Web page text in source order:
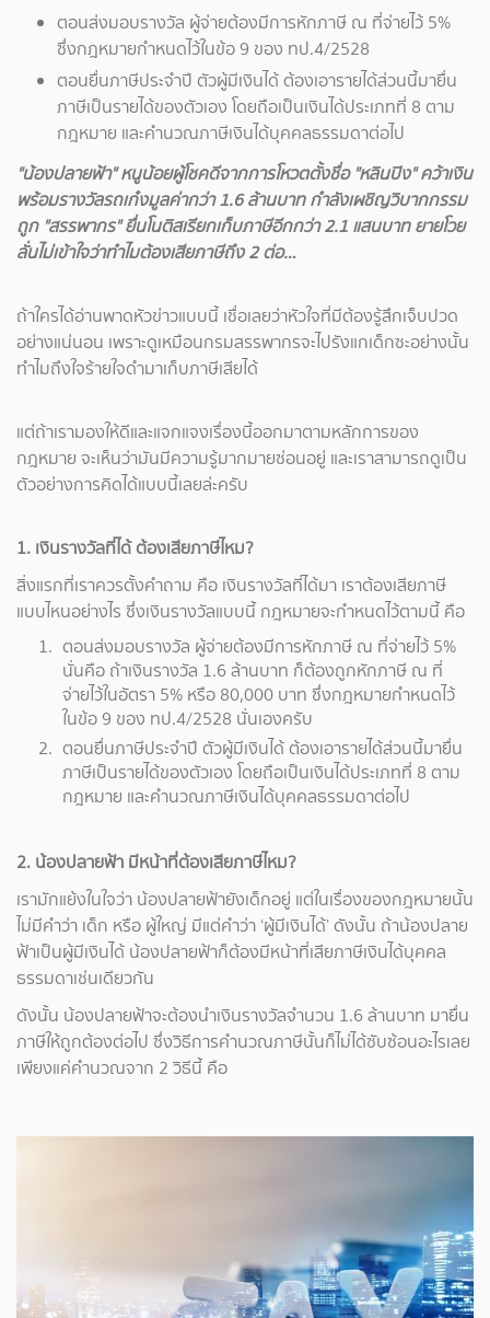
ตอนส่งมอบรางวัล ผู้จ่ายต้องมีการหักภาษี ณ ที่จ่ายไว้ 5%
ซึ่งกฎหมายกำหนดไว้ในข้อ 9 ของ ทป.4/2528
ตอนยื่นภาษีประจำปี ตัวผู้มีเงินได้ ต้องเอารายได้ส่วนนี้มายื่น
ภาษีเป็นรายได้ของตัวเอง โดยถือเป็นเงินได้ประเภทที่ 8 ตาม
กฎหมาย และคำนวณภาษีเงินได้บุคคลธรรมดาต่อไป
"น้องปลายฟ้า" หนูน้อยผู้โชคดีจากการโหวตตั้งชื่อ "หลินปิง" คว้าเงิน
พร้อมรางวัลรถเก๋งมูลค่ากว่า 1.6 ล้านบาท กำลังเผชิญวิบากกรรม
ถูก "สรรพากร" ยื่นโนติสเรียกเก็บภาษีอีกกว่า 2.1 แสนบาท ยายโวย
ลั่นไม่เข้าใจว่าทำไมต้องเสียภาษีถึง 2 ต่อ…
ถ้าใครได้อ่านพาดหัวข่าวแบบนี้ เชื่อเลยว่าหัวใจที่มีต้องรู้สึกเจ็บปวด
อย่างแน่นอน เพราะดูเหมือนกรมสรรพากรจะไปรังแกเด็กซะอย่างนั้น
ทำไมถึงใจร้ายใจดำมาเก็บภาษีเสียได้
แต่ถ้าเรามองให้ดีและแจกแจงเรื่องนี้ออกมาตามหลักการของ
กฎหมาย จะเห็นว่ามันมีความรู้มากมายซ่อนอยู่ และเราสามารถดูเป็น
ตัวอย่างการคิดได้แบบนี้เลยล่ะครับ
1. เงินรางวัลที่ได้ ต้องเสียภาษีไหม?
สิ่งแรกที่เราควรตั้งคำถาม คือ เงินรางวัลที่ได้มา เราต้องเสียภาษี
แบบไหนอย่างไร ซึ่งเงินรางวัลแบบนี้ กฎหมายจะกำหนดไว้ตามนี้ คือ
ตอนส่งมอบรางวัล ผู้จ่ายต้องมีการหักภาษี ณ ที่จ่ายไว้ 5%
นั่นคือ ถ้าเงินรางวัล 1.6 ล้านบาท ก็ต้องถูกหักภาษี ณ ที่
จ่ายไว้ในอัตรา 5% หรือ 80,000 บาท ซึ่งกฎหมายกำหนดไว้
ในข้อ 9 ของ ทป.4/2528 นั่นเองครับ
ตอนยื่นภาษีประจำปี ตัวผู้มีเงินได้ ต้องเอารายได้ส่วนนี้มายื่น
ภาษีเป็นรายได้ของตัวเอง โดยถือเป็นเงินได้ประเภทที่ 8 ตาม
กฎหมาย และคำนวณภาษีเงินได้บุคคลธรรมดาต่อไป
2. น้องปลายฟ้า มีหน้าที่ต้องเสียภาษีไหม?
เรามักแย้งในใจว่า น้องปลายฟ้ายังเด็กอยู่ แต่ในเรื่องของกฎหมายนั้น
ไม่มีคำว่า เด็ก หรือ ผู้ใหญ่ มีแต่คำว่า ‘ผู้มีเงินได้’ ดังนั้น ถ้าน้องปลาย
ฟ้าเป็นผู้มีเงินได้ น้องปลายฟ้าก็ต้องมีหน้าที่เสียภาษีเงินได้บุคคล
ธรรมดาเช่นเดียวกัน
ดังนั้น น้องปลายฟ้าจะต้องนำเงินรางวัลจำนวน 1.6 ล้านบาท มายื่น
ภาษีให้ถูกต้องต่อไป ซึ่งวิธีการคำนวณภาษีนั้นก็ไม่ได้ซับซ้อนอะไรเลย
เพียงแค่คำนวณจาก 2 วิธีนี้ คือ